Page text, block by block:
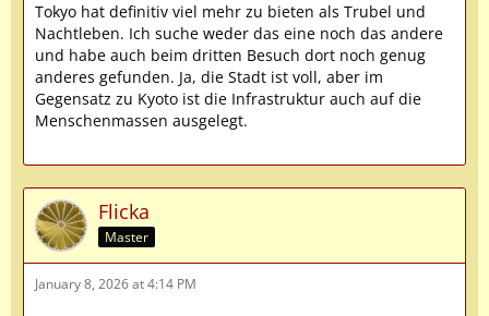
Tokyo hat definitiv viel mehr zu bieten als Trubel und
Nachtleben. Ich suche weder das eine noch das andere
und habe auch beim dritten Besuch dort noch genug
anderes gefunden. Ja, die Stadt ist voll, aber im
Gegensatz zu Kyoto ist die Infrastruktur auch auf die
Menschenmassen ausgelegt.
Flicka
Master
January 8, 2026 at 4:14 PM